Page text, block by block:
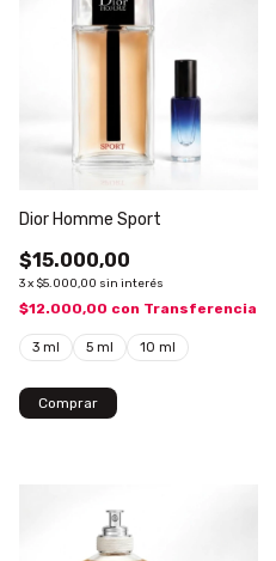
Dior Homme Sport
$15.000,00
3x $5.000,00 sin interés
$12.000,00 con Transferencia
3 ml 5 ml 10 ml
Comprar